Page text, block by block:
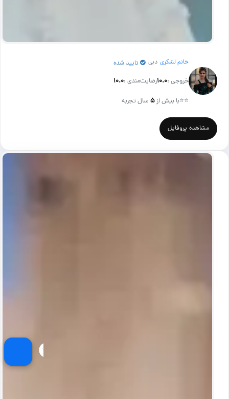
خانم لشکری دبی تایید شده
خروجی :۱۰.۰رضایت‌مندی :۱۰.۰
⭐⭐با بیش از۵سال تجربه
مشاهده پروفایل